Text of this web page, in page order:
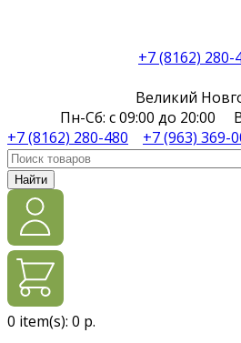
+7 (8162) 280-
Великий
Пн-Сб: с 09:00 до 20:00
+7 (8162) 280-480
+7 (963) 369-
Найти
0 item(s): 0 р.